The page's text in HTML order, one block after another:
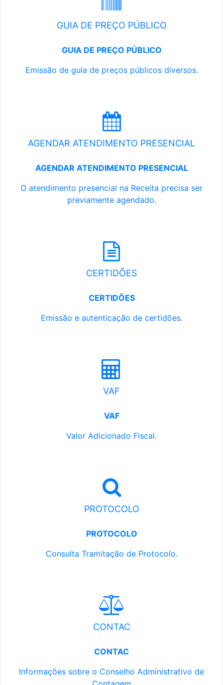
GUIA DE PREÇO PÚBLICO
GUIA DE PREÇO PÚBLICO
Emissão de guia de preços públicos diversos.
AGENDAR ATENDIMENTO PRESENCIAL
AGENDAR ATENDIMENTO PRESENCIAL
O atendimento presencial na Receita precisa ser
previamente agendado.
CERTIDÕES
CERTIDÕES
Emissão e autenticação de certidões.
VAF
VAF
Valor Adicionado Fiscal.
PROTOCOLO
PROTOCOLO
Consulta Tramitação de Protocolo.
CONTAC
CONTAC
Informações sobre o Conselho Administrativo de